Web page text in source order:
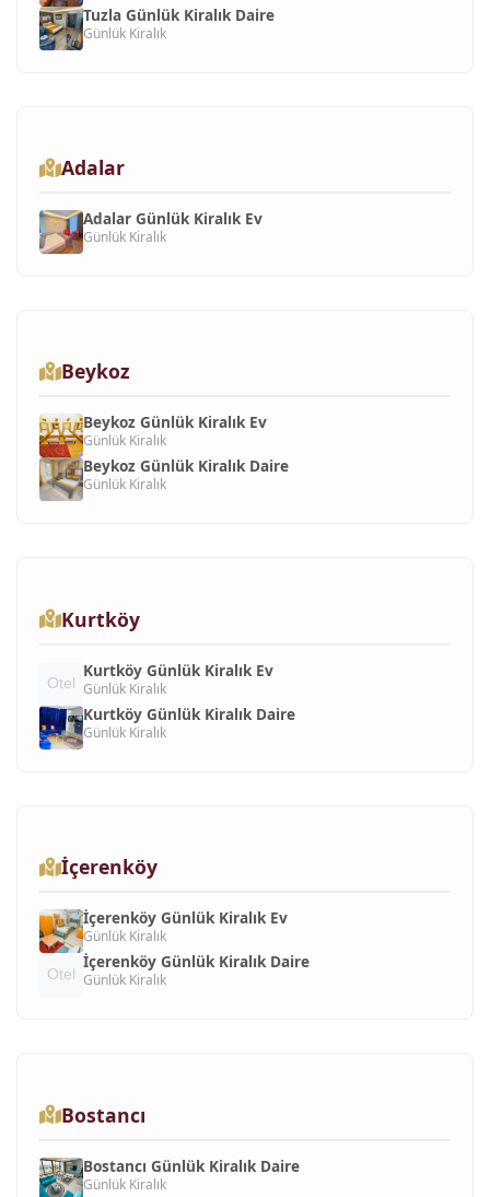
Tuzla Günlük Kiralık Daire
Günlük Kiralık
Adalar
Adalar Günlük Kiralık Ev
Günlük Kiralık
Beykoz
Beykoz Günlük Kiralık Ev
Günlük Kiralık
Beykoz Günlük Kiralık Daire
Günlük Kiralık
Kurtköy
Kurtköy Günlük Kiralık Ev
Günlük Kiralık
Kurtköy Günlük Kiralık Daire
Günlük Kiralık
İçerenköy
İçerenköy Günlük Kiralık Ev
Günlük Kiralık
İçerenköy Günlük Kiralık Daire
Günlük Kiralık
Bostancı
Bostancı Günlük Kiralık Daire
Günlük Kiralık